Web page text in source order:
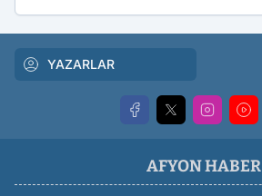
YAZARLAR
AFYON HABER